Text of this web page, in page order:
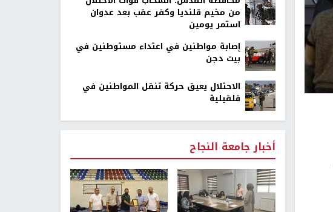
من مخيم قلنديا وكفر عقب بعد عدوان
استمر يومين
إصابة مواطنين في اعتداء مستوطنين في
بيت دجن
الاحتلال يعيق حركة تنقل المواطنين في
قلقيلية
أخبار جامعة النجاح